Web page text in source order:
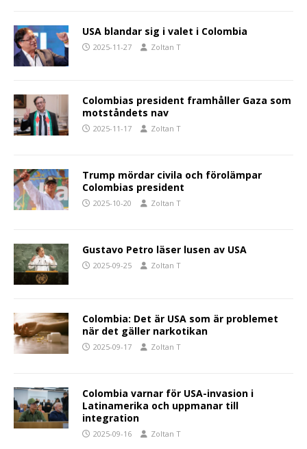
USA blandar sig i valet i Colombia
2025-11-27 Zoltan T
Colombias president framhåller Gaza som
motståndets nav
2025-11-17 Zoltan T
Trump mördar civila och förolämpar
Colombias president
2025-10-20 Zoltan T
Gustavo Petro läser lusen av USA
2025-09-25 Zoltan T
Colombia: Det är USA som är problemet
när det gäller narkotikan
2025-09-17 Zoltan T
Colombia varnar för USA-invasion i
Latinamerika och uppmanar till
integration
2025-09-16 Zoltan T